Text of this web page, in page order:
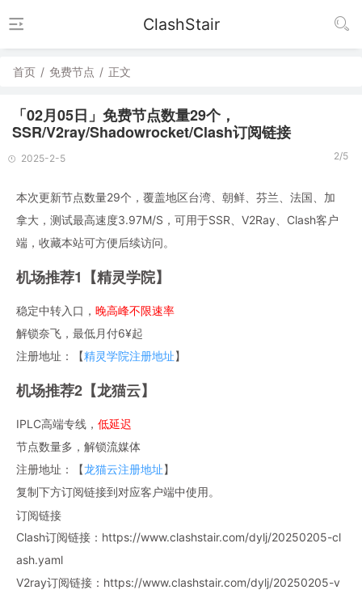
ClashStair
首页 / 免费节点 / 正文
「02月05日」免费节点数量29个，
SSR/V2ray/Shadowrocket/Clash订阅链接
2025-2-5 2/5
本次更新节点数量29个，覆盖地区台湾、朝鲜、芬兰、法国、加
拿大，测试最高速度3.97M/S，可用于SSR、V2Ray、Clash客户
端，收藏本站可方便后续访问。
机场推荐1【精灵学院】
稳定中转入口， 晚高峰不限速率
解锁奈飞，最低月付6¥起
注册地址：【精灵学院注册地址】
机场推荐2【龙猫云】
IPLC高端专线， 低延迟
节点数量多，解锁流媒体
注册地址：【龙猫云注册地址】
复制下方订阅链接到对应客户端中使用。
订阅链接
Clash订阅链接：https://www.clashstair.com/dylj/20250205-cl
ash.yaml
V2ray订阅链接：https://www.clashstair.com/dylj/20250205-v